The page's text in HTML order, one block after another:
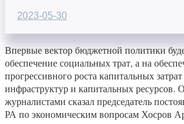
2023-05-30
Впервые вектор бюджетной политики
обеспечение социальных трат, а на
прогрессивного роста капитальных
инфраструктур и капитальных ресурсов.
журналистами сказал председатель
РА по экономическим вопросам Хосров